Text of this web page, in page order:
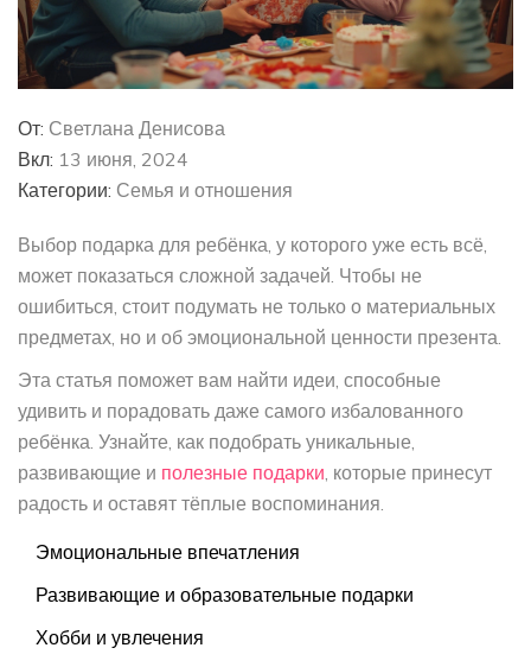
От: Светлана Денисова
Вкл: 13 июня, 2024
Категории: Семья и отношения
Выбор подарка для ребёнка, у которого уже есть всё,
может показаться сложной задачей. Чтобы не
ошибиться, стоит подумать не только о материальных
предметах, но и об эмоциональной ценности презента.
Эта статья поможет вам найти идеи, способные
удивить и порадовать даже самого избалованного
ребёнка. Узнайте, как подобрать уникальные,
развивающие и полезные подарки, которые принесут
радость и оставят тёплые воспоминания.
Эмоциональные впечатления
Развивающие и образовательные подарки
Хобби и увлечения